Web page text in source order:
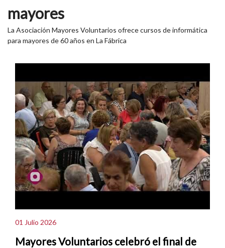
mayores
La Asociación Mayores Voluntarios ofrece cursos de informática
para mayores de 60 años en La Fábrica
01 Julio 2026
Mayores Voluntarios celebró el final de